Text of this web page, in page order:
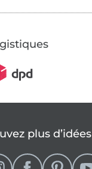
plus d’idées